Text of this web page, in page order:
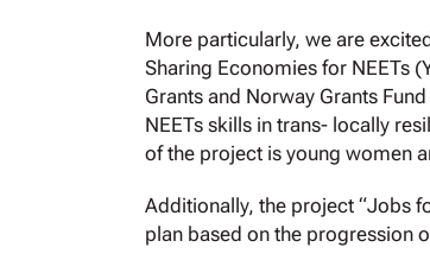
More particularly, we are
Sharing Economies for NEETs
Grants and Norway Grants
NEETs skills in trans- locally
of the project is young women
Additionally, the project “Jobs
plan based on the progression